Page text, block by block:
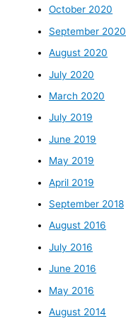
October 2020
September 2020
August 2020
July 2020
March 2020
July 2019
June 2019
May 2019
April 2019
September 2018
August 2016
July 2016
June 2016
May 2016
August 2014